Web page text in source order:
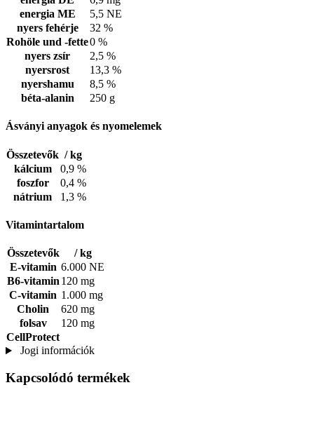
energia ME
5,5 NE
nyers fehérje
32 %
Rohöle und -fette0 %
nyers zsír
2,5 %
nyersrost
13,3 %
nyershamu
8,5 %
béta-alanin
250 g
Ásványi anyagok és nyomelemek
Összetevők / kg
kálcium
0,9 %
foszfor
0,4 %
nátrium
1,3 %
Vitamintartalom
Összetevők
/ kg
E-vitamin 6.000 NE
B6-vitamin 120 mg
C-vitamin 1.000 mg
Cholin
620 mg
folsav
120 mg
CellProtect
Jogi információk
Kapcsolódó termékek